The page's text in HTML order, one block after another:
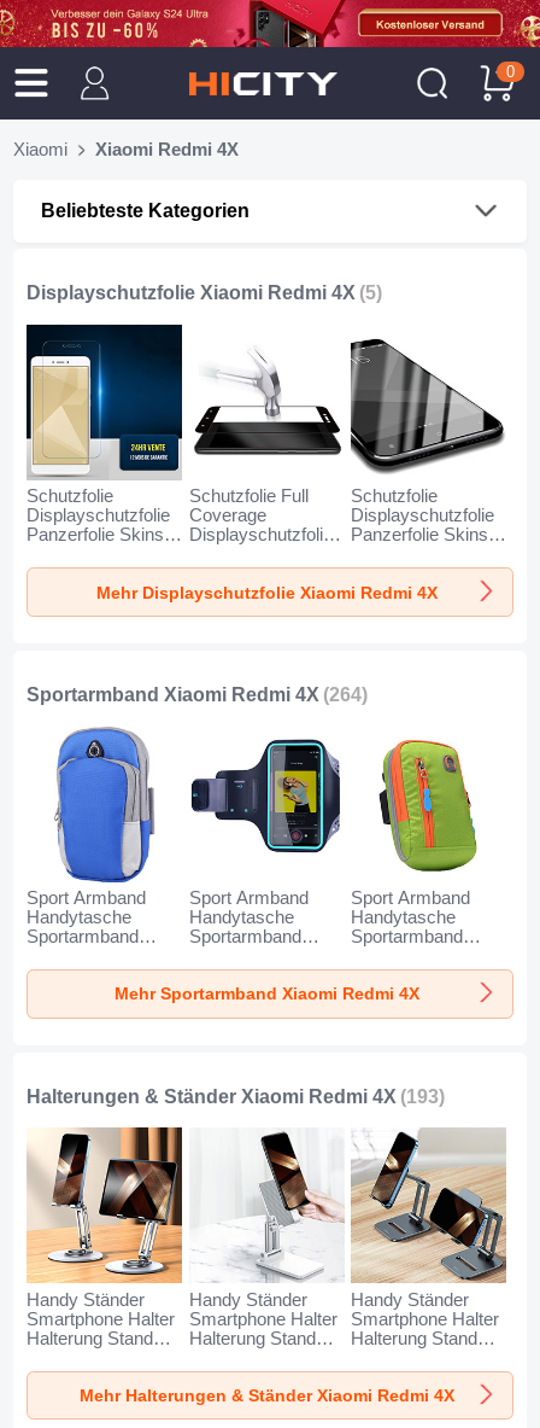
0
Xiaomi Xiaomi Redmi 4X
Beliebteste Kategorien
Displayschutzfolie Xiaomi Redmi 4X (5)
Schutzfolie
Displayschutzfolie
Panzerfolie Skins
Gehärtetes Glas
Glasfolie Anti Blue
Ray für Xiaomi
Schutzfolie Full
Coverage
Displayschutzfolie
zum Aufkleben
Gehärtetes Glas
Glasfolie für Xiaomi
Schutzfolie
Displayschutzfolie
Panzerfolie Skins
Gehärtetes Glas
Glasfolie T02 für
Xiaomi Redmi 4X
Mehr Displayschutzfolie Xiaomi Redmi 4X
Sportarmband Xiaomi Redmi 4X (264)
Sport Armband
Handytasche
Sportarmband
Universal A11 für
Xiaomi Redmi 4X
Blau
Sport Armband
Handytasche
Sportarmband
Universal G03 für
Xiaomi Redmi 4X
Schwarz
Sport Armband
Handytasche
Sportarmband
Universal A10 für
Xiaomi Redmi 4X
Grün
Mehr Sportarmband Xiaomi Redmi 4X
Halterungen & Ständer Xiaomi Redmi 4X (193)
Handy Ständer
Smartphone Halter
Halterung Stand
Xiaomi Redmi 4X
Handy Ständer
Smartphone Halter
Halterung Stand
Xiaomi Redmi 4X
Weiß
Handy Ständer
Smartphone Halter
Halterung Stand
Xiaomi Redmi 4X
Schwarz
Mehr Halterungen & Ständer Xiaomi Redmi 4X